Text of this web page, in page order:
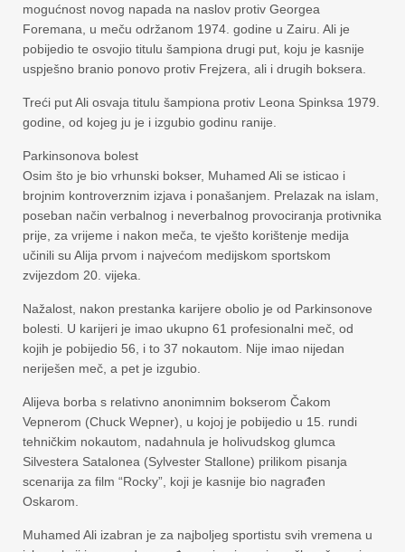
mogućnost novog napada na naslov protiv Georgea
Foremana, u meču održanom 1974. godine u Zairu. Ali je
pobijedio te osvojio titulu šampiona drugi put, koju je kasnije
uspješno branio ponovo protiv Frejzera, ali i drugih boksera.
Treći put Ali osvaja titulu šampiona protiv Leona Spinksa 1979.
godine, od kojeg ju je i izgubio godinu ranije.
Parkinsonova bolest
Osim što je bio vrhunski bokser, Muhamed Ali se isticao i
brojnim kontroverznim izjava i ponašanjem. Prelazak na islam,
poseban način verbalnog i neverbalnog provociranja protivnika
prije, za vrijeme i nakon meča, te vješto korištenje medija
učinili su Alija prvom i najvećom medijskom sportskom
zvijezdom 20. vijeka.
Nažalost, nakon prestanka karijere obolio je od Parkinsonove
bolesti. U karijeri je imao ukupno 61 profesionalni meč, od
kojih je pobijedio 56, i to 37 nokautom. Nije imao nijedan
neriješen meč, a pet je izgubio.
Alijeva borba s relativno anonimnim bokserom Čakom
Vepnerom (Chuck Wepner), u kojoj je pobijedio u 15. rundi
tehničkim nokautom, nadahnula je holivudskog glumca
Silvestera Satalonea (Sylvester Stallone) prilikom pisanja
scenarija za film “Rocky”, koji je kasnije bio nagrađen
Oskarom.
Muhamed Ali izabran je za najboljeg sportistu svih vremena u